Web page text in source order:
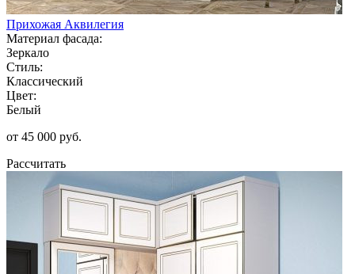
Прихожая Аквилегия
Материал фасада:
Зеркало
Стиль:
Классический
Цвет:
Белый
от 45 000 руб.
Рассчитать